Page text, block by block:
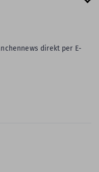
direkt per E-